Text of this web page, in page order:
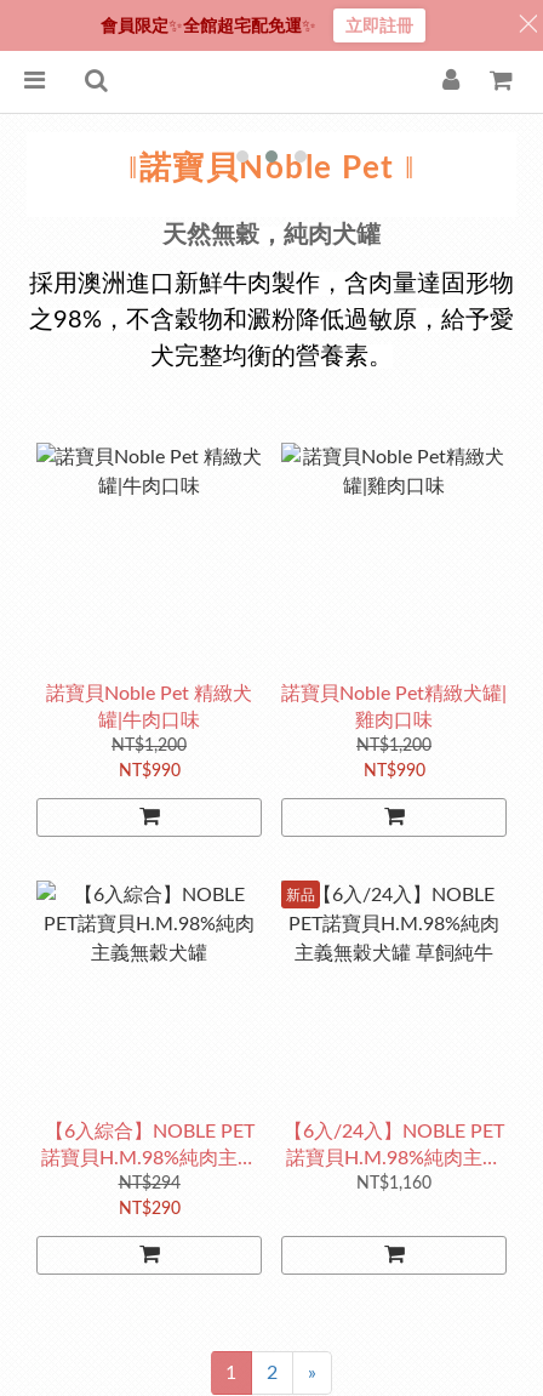
‖諾寶貝Noble Pet ‖
天然無穀 ， 純肉犬罐
採用澳洲進口新鮮牛肉製作，含肉量達固形物
之98%，不含穀物和澱粉降低過敏原，給予愛
犬完整均衡的營養素。
諾寶貝Noble Pet 精緻犬
罐|牛肉口味
NT$1,200
NT$990
諾寶貝Noble Pet精緻犬罐|
雞肉口味
NT$1,200
NT$990
【6入綜合】NOBLE PET
諾寶貝H.M.98%純肉主義
無穀犬罐
NT$294
NT$290
新品
【6入/24入】NOBLE PET
諾寶貝H.M.98%純肉主義
無穀犬罐 草飼純牛
NT$1,160
1 2 »
會員限定✨全館超宅配免運✨ 立即註冊